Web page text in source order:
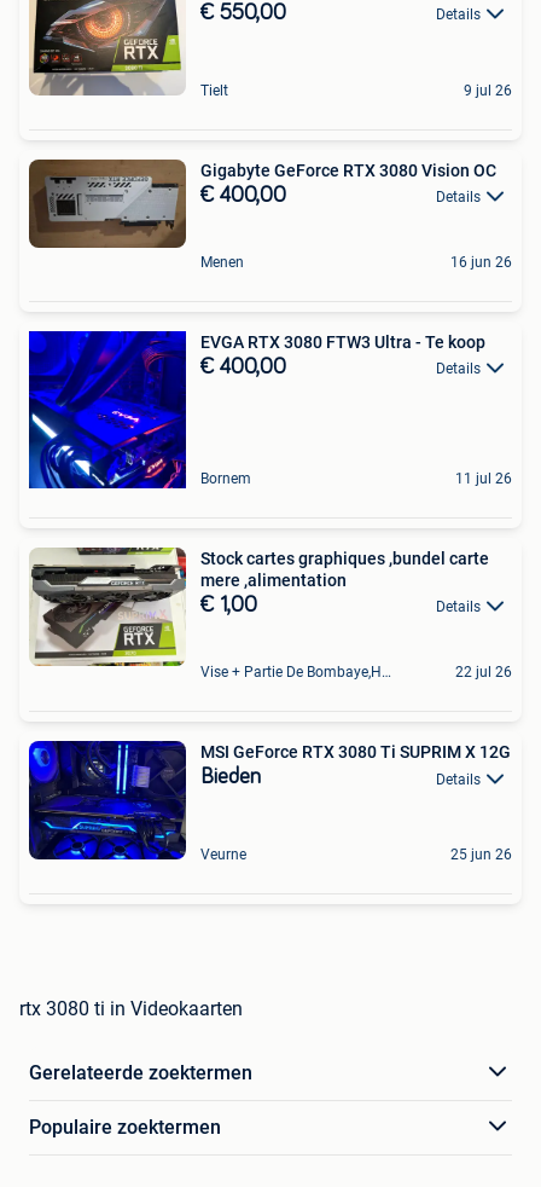
€ 550,00 Details
Tielt 9 jul 26
Gigabyte GeForce RTX 3080 Vision OC
€ 400,00 Details
Menen 16 jun 26
EVGA RTX 3080 FTW3 Ultra - Te koop
€ 400,00 Details
Bornem 11 jul 26
Stock cartes graphiques ,bundel carte
mere ,alimentation
€ 1,00 Details
Vise + Partie De Bombaye,Hac- Court, Hermalle-Ss-Argenteau 22 jul 26
MSI GeForce RTX 3080 Ti SUPRIM X 12G
Bieden Details
Veurne 25 jun 26
rtx 3080 ti in Videokaarten
Gerelateerde zoektermen
Populaire zoektermen